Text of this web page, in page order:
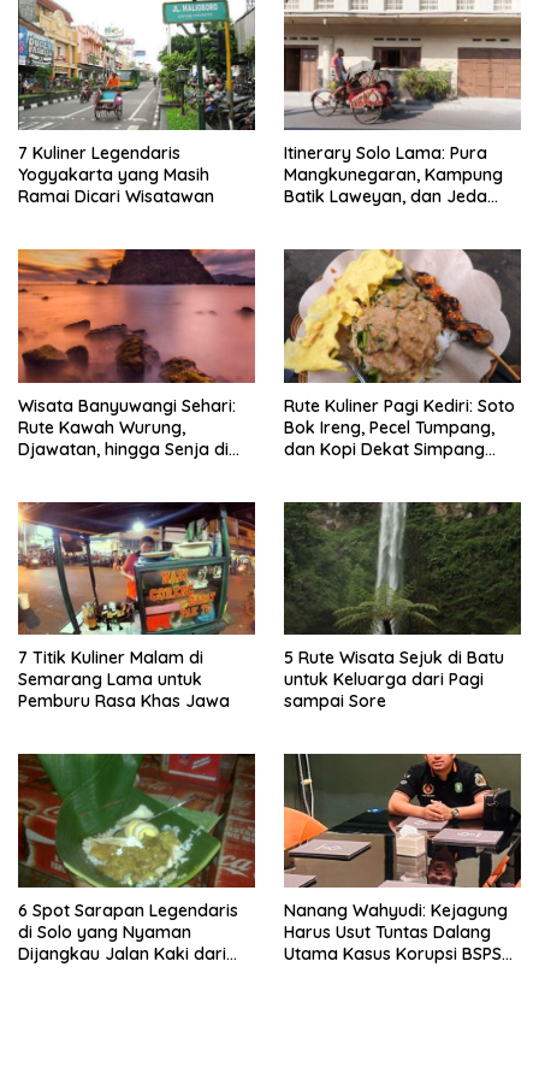
7 Kuliner Legendaris
Yogyakarta yang Masih
Ramai Dicari Wisatawan
Itinerary Solo Lama: Pura
Mangkunegaran, Kampung
Batik Laweyan, dan Jeda
Wisata Banyuwangi Sehari:
Rute Kawah Wurung,
Djawatan, hingga Senja di
Rute Kuliner Pagi Kediri: Soto
Bok Ireng, Pecel Tumpang,
dan Kopi Dekat Simpang
7 Titik Kuliner Malam di
Semarang Lama untuk
Pemburu Rasa Khas Jawa
5 Rute Wisata Sejuk di Batu
untuk Keluarga dari Pagi
sampai Sore
6 Spot Sarapan Legendaris
di Solo yang Nyaman
Dijangkau Jalan Kaki dari
Nanang Wahyudi: Kejagung
Harus Usut Tuntas Dalang
Utama Kasus Korupsi BSPS